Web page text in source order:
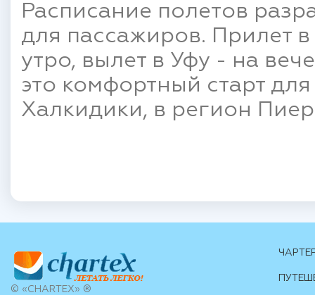
Расписание полетов
для пассажиров. Прилет
утро, вылет в Уфу - на
это комфортный старт
Халкидики, в регион
© «CHARTEX» ®